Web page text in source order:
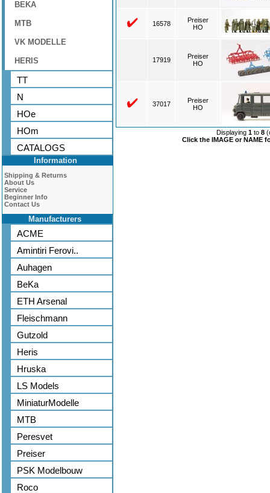
BEKA
MTB
VK MODELLE
HERIS
TT
N
HOe
HOm
CATALOGS
Information
Shipping & Returns
About Us
Service
Beginner Info
Contact Us
Manufacturers
ACME
Amintiri Ferovi..
Auhagen
BeKa
ETH Arsenal
Fleischmann
Gutzold
Heris
Hruska
LS Models
MiniaturModelle
MTB
Peresvet
Preiser
PSK Modelbouw
Roco
16578
Preiser
HO
17919
Preiser
HO
37017
Preiser
HO
Displaying 1 to 8
Click the IMAGE or NAME